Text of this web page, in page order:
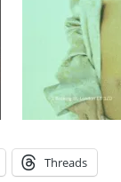
Threads